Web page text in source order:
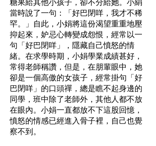
當時說了一句：「好巴閉咩，我才不稀
罕。」自此，小娟將這份渴望重重地壓
抑起來，妒忌心轉變成怨恨，經常以一
句「好巴閉咩」，隱藏自己憤怒的情
緒。在求學時期，小娟學業成績甚好，
常得老師稱讚，但是，在朋輩眼中，她
卻是一個高傲的女孩子，經常掛句「好
巴閉咩」的口頭禪，總是瞧不起身邊的
同學，班中除了老師外，其他人都不放
在眼內。小娟一直都放不下這股回憶，
憤怒的情感已經進入骨子裡，自己也覺
察不到。